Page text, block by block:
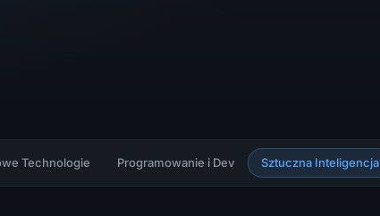
Technologie Programowanie i Dev Sztuczna Inteligencja